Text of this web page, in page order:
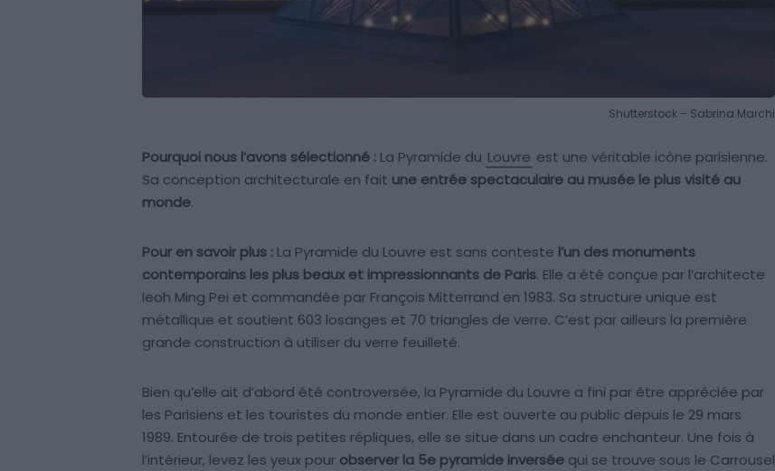
Shutterstock – Sabrina Marchi
Pourquoi nous l’avons sélectionné : La Pyramide du Louvre est une véritable icône parisienne.
Sa conception architecturale en fait une entrée spectaculaire au musée le plus visité au
monde.
Pour en savoir plus : La Pyramide du Louvre est sans conteste l’un des monuments
contemporains les plus beaux et impressionnants de Paris. Elle a été conçue par l’architecte
Ieoh Ming Pei et commandée par François Mitterrand en 1983. Sa structure unique est
métallique et soutient 603 losanges et 70 triangles de verre. C’est par ailleurs la première
grande construction à utiliser du verre feuilleté.
Bien qu’elle ait d’abord été controversée, la Pyramide du Louvre a fini par être appréciée par
les Parisiens et les touristes du monde entier. Elle est ouverte au public depuis le 29 mars
1989. Entourée de trois petites répliques, elle se situe dans un cadre enchanteur. Une fois à
l’intérieur, levez les yeux pour observer la 5e pyramide inversée qui se trouve sous le Carrousel